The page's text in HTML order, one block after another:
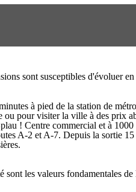
sont susceptibles d'évoluer
à pied de la station de
pour visiter la ville à des prix
! Centre commercial et à
A-2 et A-7. Depuis la sortie
les valeurs fondamentales